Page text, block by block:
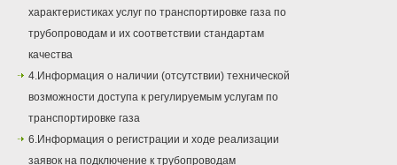
характеристиках услуг по транспортировке газа по
трубопроводам и их соответствии стандартам
качества
4.Информация о наличии (отсутствии) технической
возможности доступа к регулируемым услугам по
транспортировке газа
6.Информация о регистрации и ходе реализации
заявок на подключение к трубопроводам